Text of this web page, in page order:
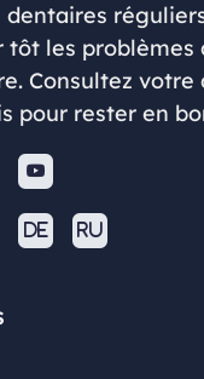
dentaires
les problèmes
Consultez votre
pour rester en

DE RU